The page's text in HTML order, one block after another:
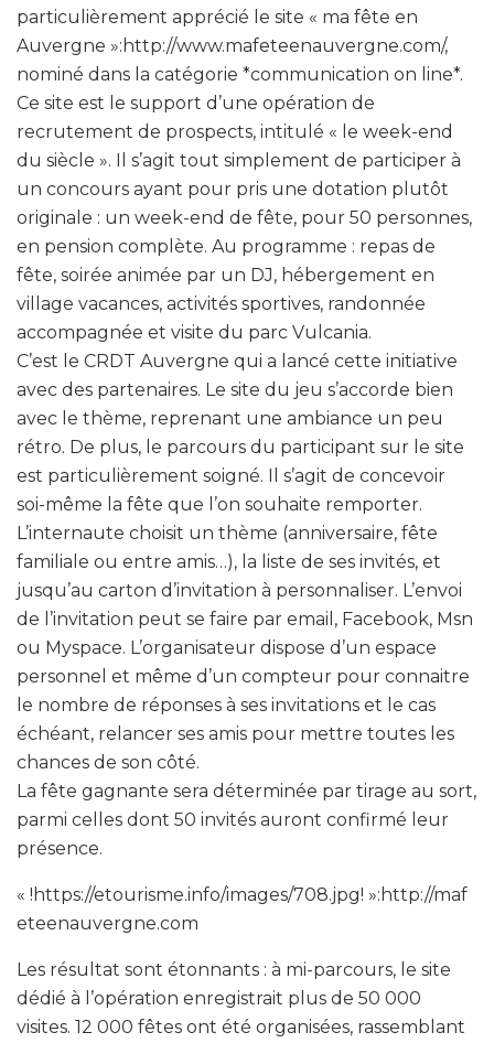
particulièrement apprécié le site « ma fête en
Auvergne »:http://www.mafeteenauvergne.com/,
nominé dans la catégorie *communication on line*.
Ce site est le support d’une opération de
recrutement de prospects, intitulé « le week-end
du siècle ». Il s’agit tout simplement de participer à
un concours ayant pour pris une dotation plutôt
originale : un week-end de fête, pour 50 personnes,
en pension complète. Au programme : repas de
fête, soirée animée par un DJ, hébergement en
village vacances, activités sportives, randonnée
accompagnée et visite du parc Vulcania.
C’est le CRDT Auvergne qui a lancé cette initiative
avec des partenaires. Le site du jeu s’accorde bien
avec le thème, reprenant une ambiance un peu
rétro. De plus, le parcours du participant sur le site
est particulièrement soigné. Il s’agit de concevoir
soi-même la fête que l’on souhaite remporter.
L’internaute choisit un thème (anniversaire, fête
familiale ou entre amis…), la liste de ses invités, et
jusqu’au carton d’invitation à personnaliser. L’envoi
de l’invitation peut se faire par email, Facebook, Msn
ou Myspace. L’organisateur dispose d’un espace
personnel et même d’un compteur pour connaitre
le nombre de réponses à ses invitations et le cas
échéant, relancer ses amis pour mettre toutes les
chances de son côté.
La fête gagnante sera déterminée par tirage au sort,
parmi celles dont 50 invités auront confirmé leur
présence.
« !https://etourisme.info/images/708.jpg! »:http://maf
eteenauvergne.com
Les résultat sont étonnants : à mi-parcours, le site
dédié à l’opération enregistrait plus de 50 000
visites. 12 000 fêtes ont été organisées, rassemblant